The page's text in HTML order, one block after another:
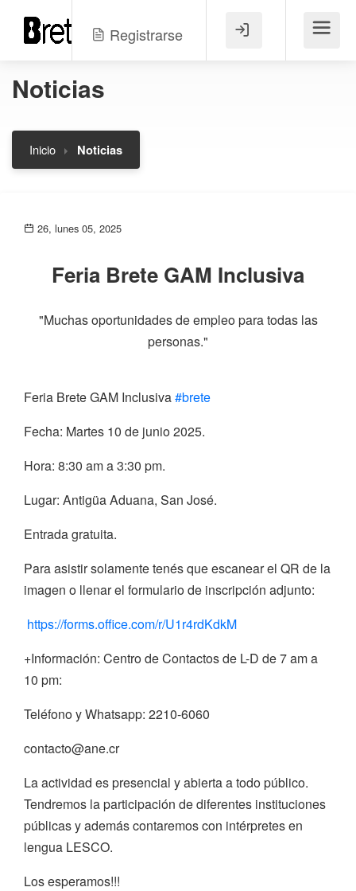
Registrarse Menú
Noticias
Inicio Noticias
26, lunes 05, 2025
Feria Brete GAM Inclusiva
"Muchas oportunidades de empleo para todas las
personas."
Feria Brete GAM Inclusiva#brete
Fecha: Martes 10 de junio 2025.
Hora: 8:30 am a 3:30 pm.
Lugar: Antigüa Aduana, San José.
Entrada gratuita.
Para asistir solamente tenés que escanear el QR de la
imagen o llenar el formulario de inscripción adjunto:
https://forms.office.com/r/U1r4rdKdkM
+Información: Centro de Contactos de L-D de 7 am a
10 pm:
Teléfono y Whatsapp: 2210-6060
contacto@ane.cr
La actividad es presencial y abierta a todo público.
Tendremos la participación de diferentes instituciones
públicas y además contaremos con intérpretes en
lengua LESCO.
Los esperamos!!!